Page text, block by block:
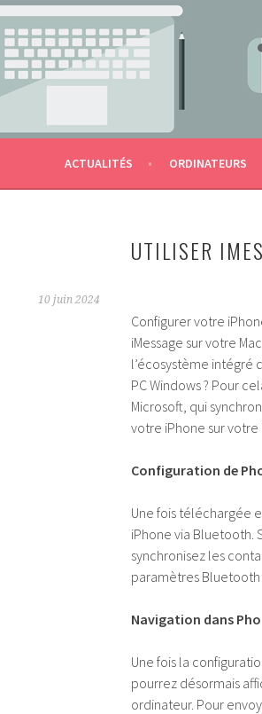
MACTERNELLE
LES OUTILS NUMÉRIQUES DE L'ÉCOLE
ACTUALITÉS ORDINATEURS
UTILISER
10 juin 2024
Configurer votre
iMessage sur votre
l’écosystème intégré
PC Windows ? Pour
Microsoft, qui
votre iPhone sur votre
Configuration de
Une fois téléchargée
iPhone via Bluetooth.
synchronisez les
paramètres
Navigation dans
Une fois la
pourrez désormais
ordinateur. Pour